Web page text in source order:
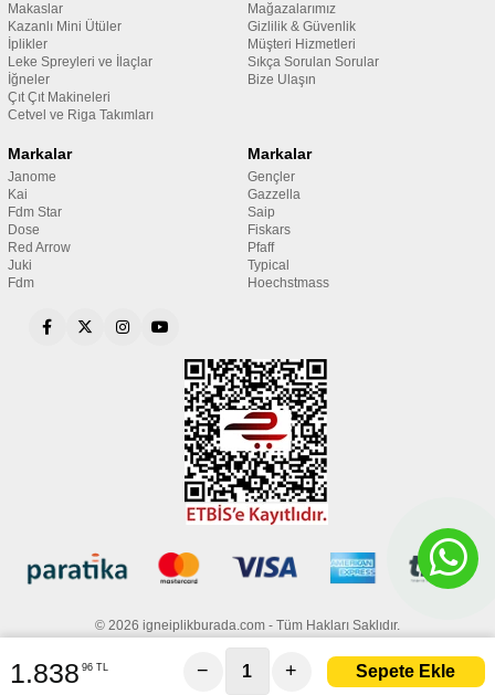
Makaslar
Kazanlı Mini Ütüler
İplikler
Leke Spreyleri ve İlaçlar
İğneler
Çıt Çıt Makineleri
Cetvel ve Riga Takımları
Mağazalarımız
Gizlilik & Güvenlik
Müşteri Hizmetleri
Sıkça Sorulan Sorular
Bize Ulaşın
Markalar
Janome
Kai
Fdm Star
Dose
Red Arrow
Juki
Fdm
Markalar
Gençler
Gazzella
Saip
Fiskars
Pfaff
Typical
Hoechstmass
© 2026 igneiplikburada.com - Tüm Hakları Saklıdır.
1.838 96 TL − +